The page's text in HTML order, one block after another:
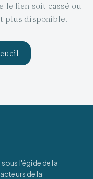
le lien soit cassé ou
plus disponible.
l'égide de la
de la